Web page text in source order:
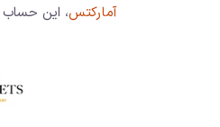
آمارکتس، این حساب